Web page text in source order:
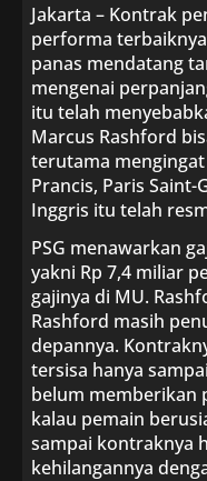
Jakarta – Kontrak
performa
panas mendatang
mengenai
itu telah
Marcus Rashford
terutama
Prancis, Paris
Inggris itu telah
PSG menawarkan
yakni Rp 7,4 miliar
gajinya di MU.
Rashford masih
depannya.
tersisa hanya
belum memberikan
kalau pemain
sampai kontraknya
kehilangannya